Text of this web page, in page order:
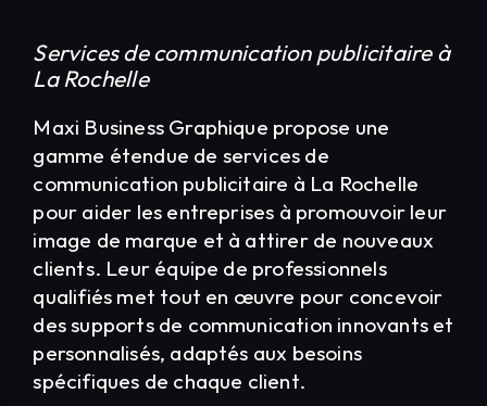
Services de communication publicitaire à
La Rochelle
Maxi Business Graphique propose une
gamme étendue de services de
communication publicitaire à La Rochelle
pour aider les entreprises à promouvoir leur
image de marque et à attirer de nouveaux
clients. Leur équipe de professionnels
qualifiés met tout en œuvre pour concevoir
des supports de communication innovants et
personnalisés, adaptés aux besoins
spécifiques de chaque client.